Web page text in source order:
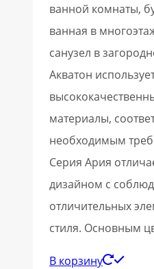
ванной комнаты,
ванная в
санузел в
Акватон
материалы,
необходимым
Серия Ария
дизайном с
отличительных
стиля. Основным
В корзину